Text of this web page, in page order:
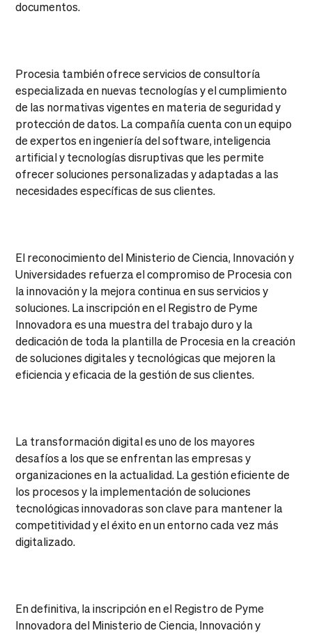
documentos.
Procesia también ofrece servicios de consultoría
especializada en nuevas tecnologías y el cumplimiento
de las normativas vigentes en materia de seguridad y
protección de datos. La compañía cuenta con un equipo
de expertos en ingeniería del software, inteligencia
artificial y tecnologías disruptivas que les permite
ofrecer soluciones personalizadas y adaptadas a las
necesidades específicas de sus clientes.
El reconocimiento del Ministerio de Ciencia, Innovación y
Universidades refuerza el compromiso de Procesia con
la innovación y la mejora continua en sus servicios y
soluciones. La inscripción en el Registro de Pyme
Innovadora es una muestra del trabajo duro y la
dedicación de toda la plantilla de Procesia en la creación
de soluciones digitales y tecnológicas que mejoren la
eficiencia y eficacia de la gestión de sus clientes.
La transformación digital es uno de los mayores
desafíos a los que se enfrentan las empresas y
organizaciones en la actualidad. La gestión eficiente de
los procesos y la implementación de soluciones
tecnológicas innovadoras son clave para mantener la
competitividad y el éxito en un entorno cada vez más
digitalizado.
En definitiva, la inscripción en el Registro de Pyme
Innovadora del Ministerio de Ciencia, Innovación y